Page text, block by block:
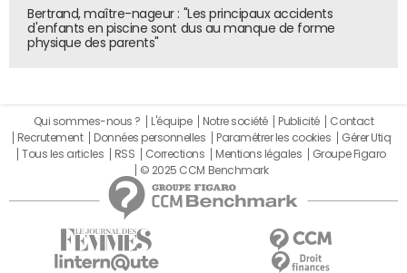
d'inclinaisons ont été perçus par le jury comme la solution
technologique IoT la plus innovante et prometteuse sur le
marché en 2022. La solution est destinée à surveiller les
risques d'effondrement grâce aux alertes à distance.
Feelbat a enregistré plus de 300 000 euros de chiffre
d'affaires en 10 mois d'existence avec la vente de
500 capteurs, un nombre en croissance exponentielle.
"la solution IoT pour l'industrie"
Connectwave récompense
Paragon IDcomme société
ayant le mieux réussi à déployer sur le terrain une solution
Bertrand, maître-nageur : "Les principaux accidents
d'enfants en piscine sont dus au manque de forme
physique des parents"
Qui sommes-nous ? L'équipe Notre société Publicité
Contact
Recrutement
Données personnelles Paramétrer les cookies
Gérer Utiq
Tous les articles
RSS Corrections Mentions légales
Groupe Figaro
© 2025 CCM Benchmark